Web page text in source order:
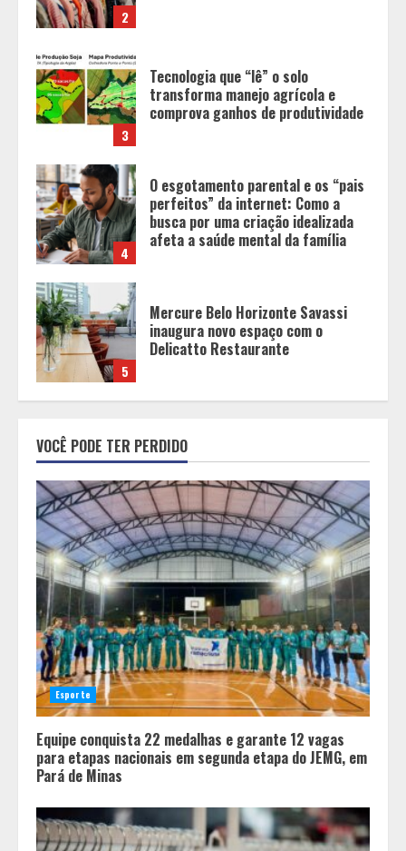
3
4
O esgotamento parental e os “pais
perfeitos” da internet: Como a
busca por uma criação idealizada
afeta a saúde mental da família
5
Mercure Belo Horizonte Savassi
inaugura novo espaço com o
Delicatto Restaurante
1
Equipe conquista 22 medalhas e
garante 12 vagas para etapas
nacionais em segunda etapa do
JEMG, em Pará de Minas
2
Grandes marcas, preços baixos e
uma causa que transforma vidas
3
Tecnologia que “lê” o solo
transforma manejo agrícola e
comprova ganhos de produtividade
O esgotamento parental e os “pais
perfeitos” da internet: Como a
busca por uma criação idealizada
afeta a saúde mental da família
VOCÊ PODE TER PERDIDO
Esporte
Equipe conquista 22 medalhas e garante 12 vagas
para etapas nacionais em segunda etapa do JEMG, em
Pará de Minas